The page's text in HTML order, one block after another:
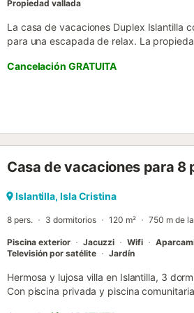
Propiedad vallada
La casa de vacaciones Duplex Islantilla
para una escapada de relax. La
adicionales incluyen Wi-Fi de alta
dedicado para la oficina en casa, una
lavadora. También hay una cuna
zona de barbacoa. Disfrute de las
eventos....
Cancelación GRATUITA
Casa de vacaciones para 8
Islantilla, Isla Cristina
8 pers. 3 dormitorios 120 m² 750 m de
Piscina exterior Jacuzzi Wifi
Televisión por satélite
Jardín
Hermosa y lujosa villa en Islantilla, 3
Con piscina privada y piscina